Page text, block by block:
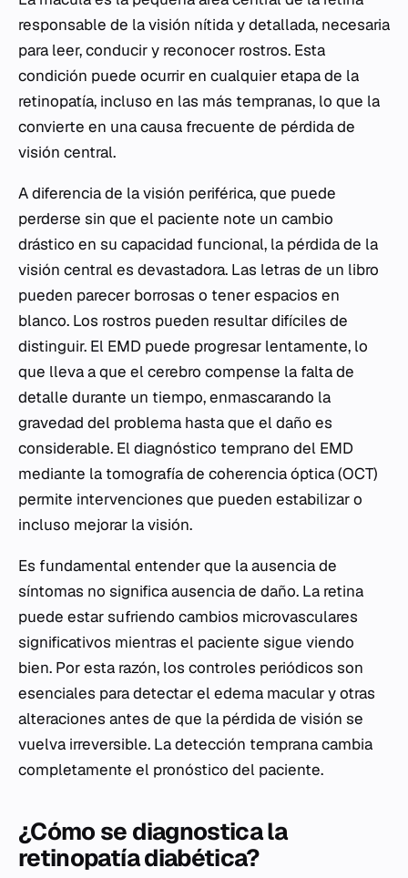
responsable de la visión nítida y detallada, necesaria
para leer, conducir y reconocer rostros. Esta
condición puede ocurrir en cualquier etapa de la
retinopatía, incluso en las más tempranas, lo que la
convierte en una causa frecuente de pérdida de
visión central.
A diferencia de la visión periférica, que puede
perderse sin que el paciente note un cambio
drástico en su capacidad funcional, la pérdida de la
visión central es devastadora. Las letras de un libro
pueden parecer borrosas o tener espacios en
blanco. Los rostros pueden resultar difíciles de
distinguir. El EMD puede progresar lentamente, lo
que lleva a que el cerebro compense la falta de
detalle durante un tiempo, enmascarando la
gravedad del problema hasta que el daño es
considerable. El diagnóstico temprano del EMD
mediante la tomografía de coherencia óptica (OCT)
permite intervenciones que pueden estabilizar o
incluso mejorar la visión.
Es fundamental entender que la ausencia de
síntomas no significa ausencia de daño. La retina
puede estar sufriendo cambios microvasculares
significativos mientras el paciente sigue viendo
bien. Por esta razón, los controles periódicos son
esenciales para detectar el edema macular y otras
alteraciones antes de que la pérdida de visión se
vuelva irreversible. La detección temprana cambia
completamente el pronóstico del paciente.
¿Cómo se diagnostica la
retinopatía diabética?